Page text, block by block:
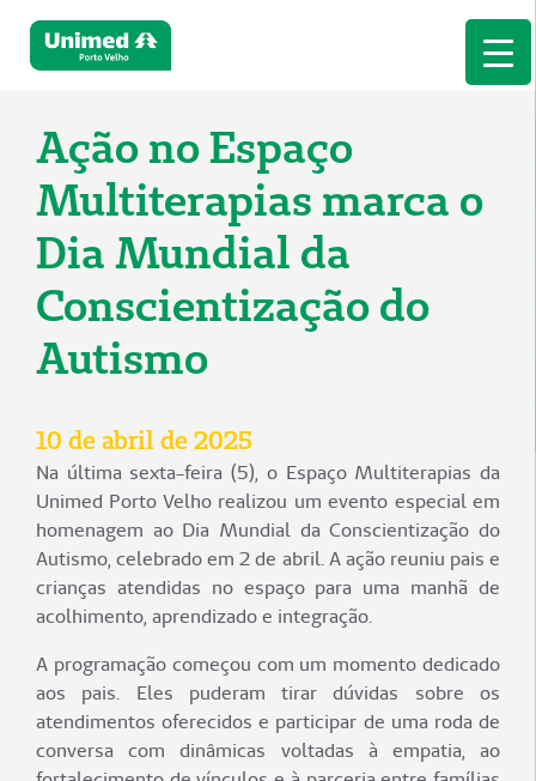
Ação no Espaço
Multiterapias marca o
Dia Mundial da
Conscientização do
Autismo
10 de abril de 2025
Na última sexta-feira (5), o Espaço Multiterapias da
Unimed Porto Velho realizou um evento especial em
homenagem ao Dia Mundial da Conscientização do
Autismo, celebrado em 2 de abril. A ação reuniu pais e
crianças atendidas no espaço para uma manhã de
acolhimento, aprendizado e integração.
A programação começou com um momento dedicado
aos pais. Eles puderam tirar dúvidas sobre os
atendimentos oferecidos e participar de uma roda de
conversa com dinâmicas voltadas à empatia, ao